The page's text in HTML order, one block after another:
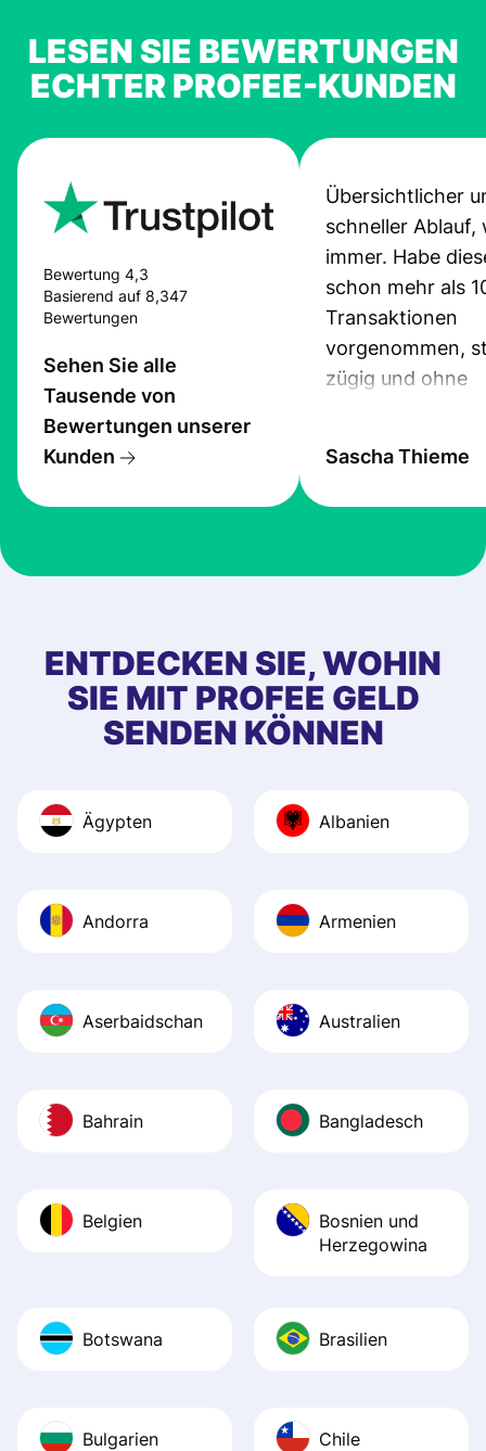
LESEN SIE BEWERTUNGEN
ECHTER PROFEE-KUNDEN
Bewertung 4,3
Basierend auf 8,347
Bewertungen
Sehen Sie alle
Tausende von
Bewertungen unserer
Kunden
Übersichtlicher
schneller Ablauf,
immer. Habe
schon mehr als
Transaktionen
vorgenommen,
zügig und ohne
Sascha Thieme
ENTDECKEN SIE, WOHIN
SIE MIT PROFEE GELD
SENDEN KÖNNEN
Ägypten Albanien
Andorra Armenien
Aserbaidschan Australien
Bahrain Bangladesch
Belgien
Bosnien und
Herzegowina
Botswana Brasilien
Bulgarien Chile